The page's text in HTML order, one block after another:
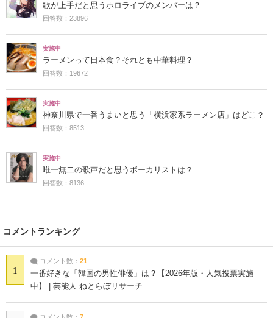
歌が上手だと思うホロライブのメンバーは？
回答数：23896
実施中
ラーメンって日本食？それとも中華料理？
回答数：19672
実施中
神奈川県で一番うまいと思う「横浜家系ラーメン店」はどこ？
回答数：8513
実施中
唯一無二の歌声だと思うボーカリストは？
回答数：8136
コメントランキング
1
コメント数： 21
一番好きな「韓国の男性俳優」は？【2026年版・人気投票実施
中】 | 芸能人 ねとらぼリサーチ